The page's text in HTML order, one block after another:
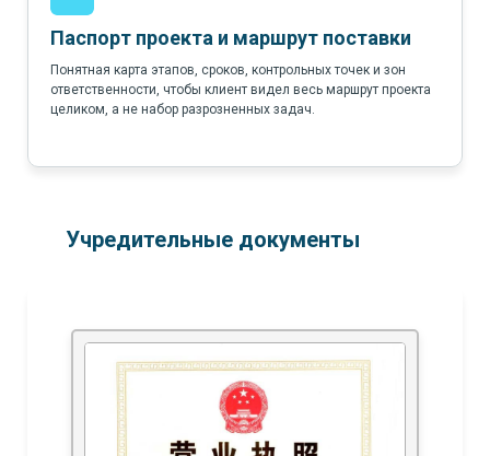
Паспорт проекта и маршрут поставки
Понятная карта этапов, сроков, контрольных точек и зон
ответственности, чтобы клиент видел весь маршрут проекта
целиком, а не набор разрозненных задач.
Учредительные документы